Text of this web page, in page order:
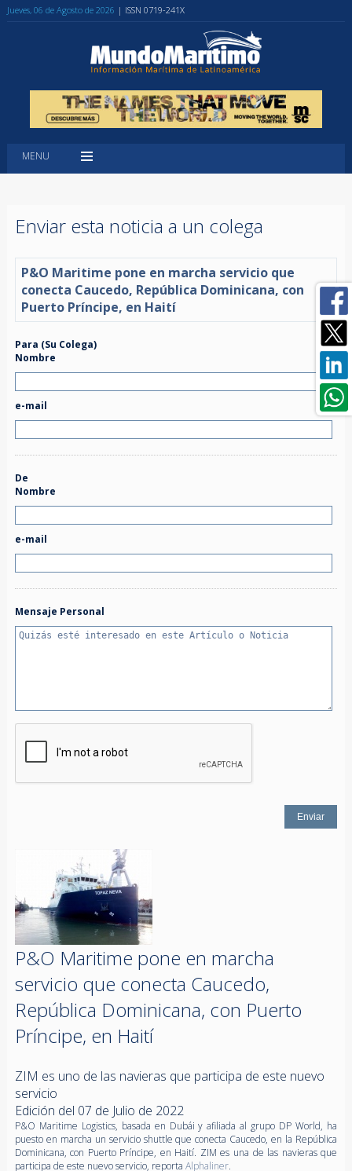
Jueves, 06 de Agosto de 2026 | ISSN 0719-241X
MENU
Enviar esta noticia a un colega
P&O Maritime pone en marcha servicio que
conecta Caucedo, República Dominicana, con
Puerto Príncipe, en Haití
Para (Su Colega)
Nombre
e-mail
De
Nombre
e-mail
Mensaje Personal
P&O Maritime pone en marcha
servicio que conecta Caucedo,
República Dominicana, con Puerto
Príncipe, en Haití
ZIM es uno de las navieras que participa de este nuevo
servicio
Edición del 07 de Julio de 2022
P&O Maritime Logistics, basada en Dubái y afiliada al grupo DP World, ha
puesto en marcha un servicio shuttle que conecta Caucedo, en la República
Dominicana, con Puerto Príncipe, en Haití. ZIM es una de las navieras que
participa de este nuevo servicio, reporta Alphaliner.